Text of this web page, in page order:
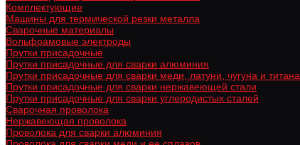
Комплектующие
Машины для термической резки металла
Сварочные материалы
Вольфрамовые электроды
Прутки присадочные
Прутки присадочные для сварки алюминия
Прутки присадочные для сварки меди, латуни, чугуна и титана
Прутки присадочные для сварки нержавеющей стали
Прутки присадочные для сварки углеродистых сталей
Сварочная проволока
Нержавеющая проволока
Проволока для сварки алюминия